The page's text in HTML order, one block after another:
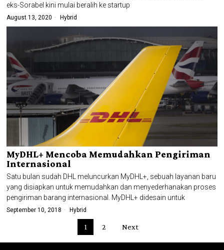
eks-Sorabel kini mulai beralih ke startup
August 13, 2020 Hybrid
MyDHL+ Mencoba Memudahkan Pengiriman
Internasional
Satu bulan sudah DHL meluncurkan MyDHL+, sebuah layanan baru
yang disiapkan untuk memudahkan dan menyederhanakan proses
pengiriman barang internasional. MyDHL+ didesain untuk
September 10, 2018 Hybrid
1 2 Next